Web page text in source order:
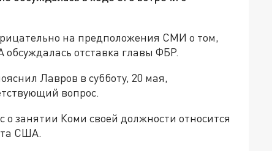
на предположения СМИ о том,
обсуждалась отставка главы ФБР.
Лавров в субботу, 20 мая,
вопрос.
занятии Коми своей должности относится
США.